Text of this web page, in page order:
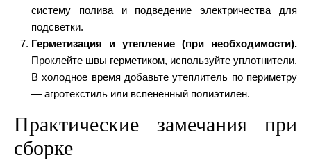
систему полива и подведение электричества для
подсветки.
Герметизация и утепление (при необходимости).
Проклейте швы герметиком, используйте уплотнители.
В холодное время добавьте утеплитель по периметру
— агротекстиль или вспененный полиэтилен.
Практические замечания при
сборке